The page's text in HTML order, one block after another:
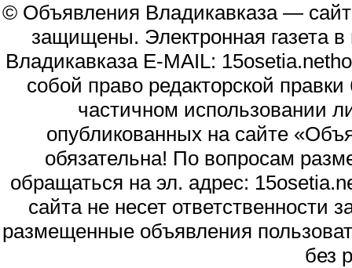
© Объявления Владикавказа —
защищены. Электронная газета
Владикавказа E-MAIL:
собой право редакторской
частичном использовании
опубликованных на сайте
обязательна! По вопросам
обращаться на эл. адрес:
сайта не несет
размещенные объявления
без